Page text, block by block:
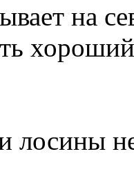
на
лосины